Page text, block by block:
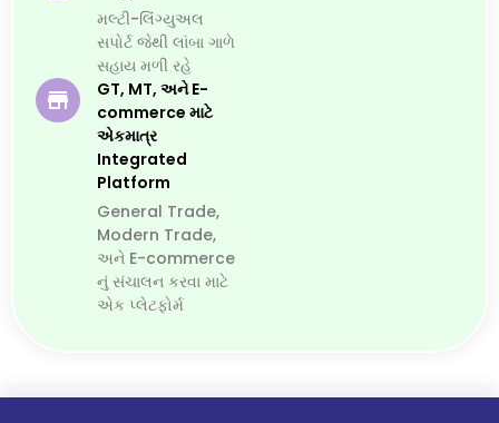
મલ્ટી-લિંગ્યુઅલ
સપોર્ટ જેથી લાંબા ગાળે
સહાય મળી રહે
GT, MT, અને E-
commerce માટે
એકમાત્ર
Integrated
Platform
General Trade,
Modern Trade,
અને E-commerce
નું સંચાલન કરવા માટે
એક પ્લેટફોર્મ